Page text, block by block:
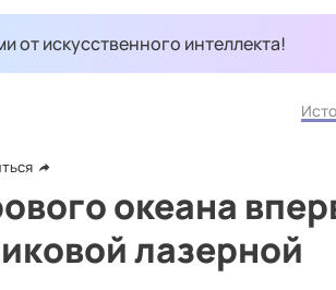
от искусственного интеллекта!
океана
лазерной